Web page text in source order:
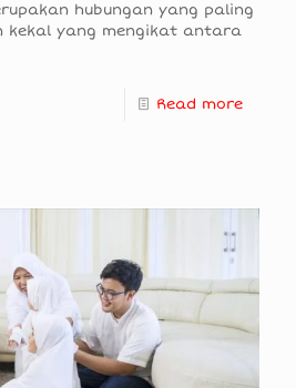
hubungan yang paling
kekal yang mengikat antara
Read more